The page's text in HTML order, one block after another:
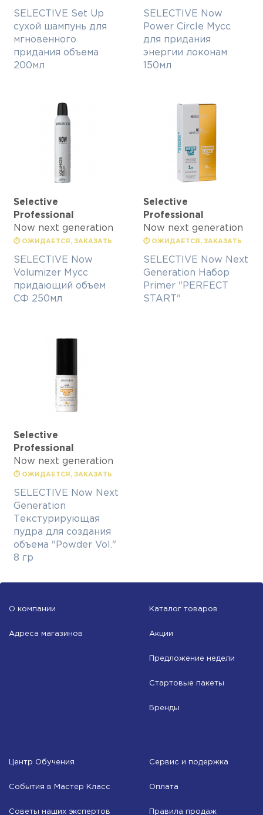
SELECTIVE Set Up
сухой шампунь для
мгновенного
придания объема
200мл
SELECTIVE Now
Power Circle Мусс
для придания
энергии локонам
150мл
Selective
Professional
Now next generation
⏱ ОЖИДАЕТСЯ, ЗАКАЗАТЬ
SELECTIVE Now
Volumizer Мусс
придающий объем
СФ 250мл
Selective
Professional
Now next generation
⏱ ОЖИДАЕТСЯ, ЗАКАЗАТЬ
SELECTIVE Now Next
Generation Набор
Primer "PERFECT
START"
Selective
Professional
Now next generation
⏱ ОЖИДАЕТСЯ, ЗАКАЗАТЬ
SELECTIVE Now Next
Generation
Текстурирующая
пудра для создания
объема "Powder Vol."
8 гр
О компании
Адреса магазинов
Каталог товаров
Акции
Предложение недели
Стартовые пакеты
Бренды
Центр Обучения
События в Мастер Класс
Советы наших экспертов
Сервис и подержка
Оплата
Правила продаж